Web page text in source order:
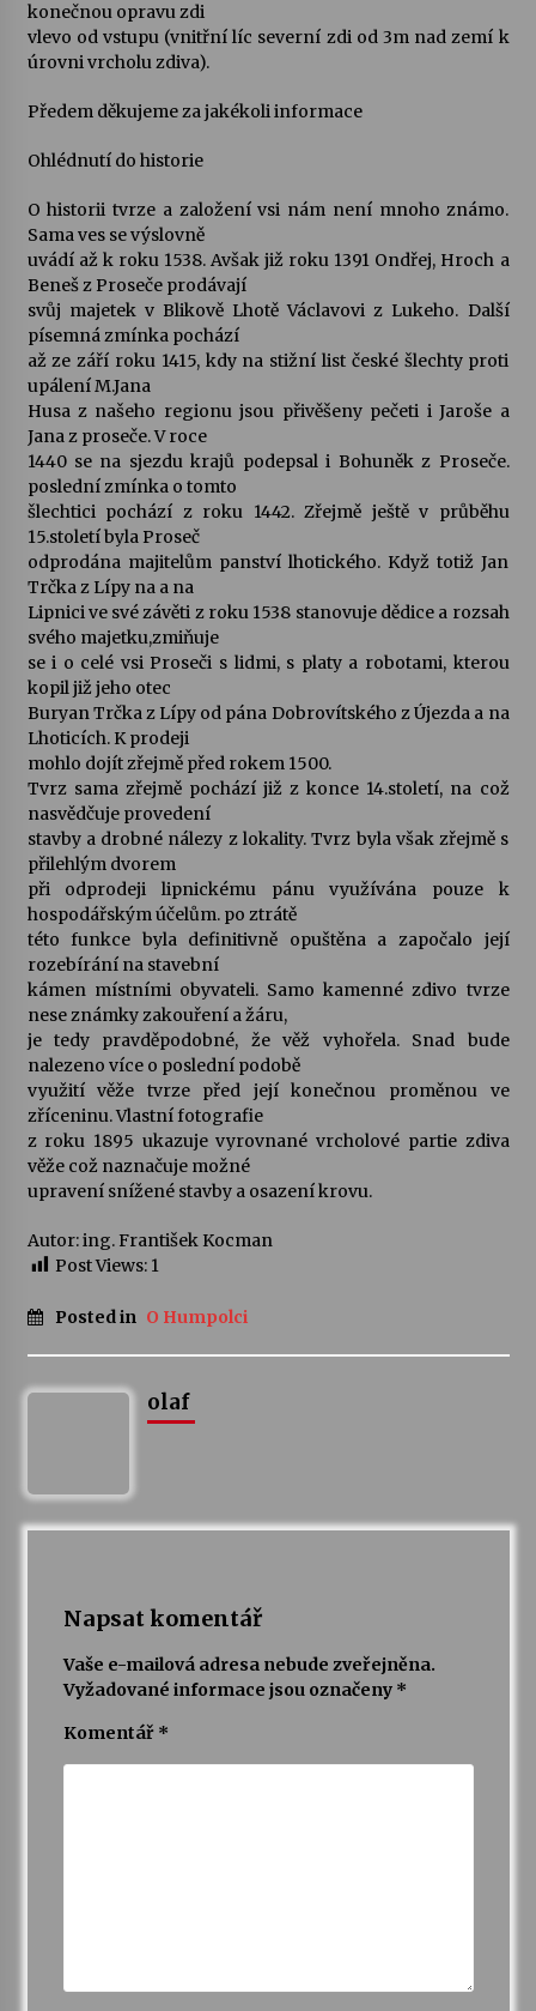
konečnou opravu zdi
vlevo od vstupu (vnitřní líc severní zdi od 3m nad zemí k
úrovni vrcholu zdiva).
Předem děkujeme za jakékoli informace
Ohlédnutí do historie
O historii tvrze a založení vsi nám není mnoho známo.
Sama ves se výslovně
uvádí až k roku 1538. Avšak již roku 1391 Ondřej, Hroch a
Beneš z Proseče prodávají
svůj majetek v Blikově Lhotě Václavovi z Lukeho. Další
písemná zmínka pochází
až ze září roku 1415, kdy na stižní list české šlechty proti
upálení M.Jana
Husa z našeho regionu jsou přivěšeny pečeti i Jaroše a
Jana z proseče. V roce
1440 se na sjezdu krajů podepsal i Bohuněk z Proseče.
poslední zmínka o tomto
šlechtici pochází z roku 1442. Zřejmě ještě v průběhu
15.století byla Proseč
odprodána majitelům panství lhotického. Když totiž Jan
Trčka z Lípy na a na
Lipnici ve své závěti z roku 1538 stanovuje dědice a rozsah
svého majetku,zmiňuje
se i o celé vsi Proseči s lidmi, s platy a robotami, kterou
kopil již jeho otec
Buryan Trčka z Lípy od pána Dobrovítského z Újezda a na
Lhoticích. K prodeji
mohlo dojít zřejmě před rokem 1500.
Tvrz sama zřejmě pochází již z konce 14.století, na což
nasvědčuje provedení
stavby a drobné nálezy z lokality. Tvrz byla však zřejmě s
přilehlým dvorem
při odprodeji lipnickému pánu využívána pouze k
hospodářským účelům. po ztrátě
této funkce byla definitivně opuštěna a započalo její
rozebírání na stavební
kámen místními obyvateli. Samo kamenné zdivo tvrze
nese známky zakouření a žáru,
je tedy pravděpodobné, že věž vyhořela. Snad bude
nalezeno více o poslední podobě
využití věže tvrze před její konečnou proměnou ve
zříceninu. Vlastní fotografie
z roku 1895 ukazuje vyrovnané vrcholové partie zdiva
věže což naznačuje možné
upravení snížené stavby a osazení krovu.
Autor: ing. František Kocman
Post Views: 1
Posted in O Humpolci
olaf
Napsat komentář
Vaše e-mailová adresa nebude zveřejněna.
Vyžadované informace jsou označeny *
Komentář *